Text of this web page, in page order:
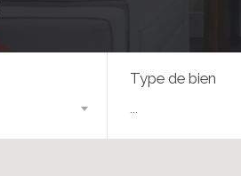
Type de bien